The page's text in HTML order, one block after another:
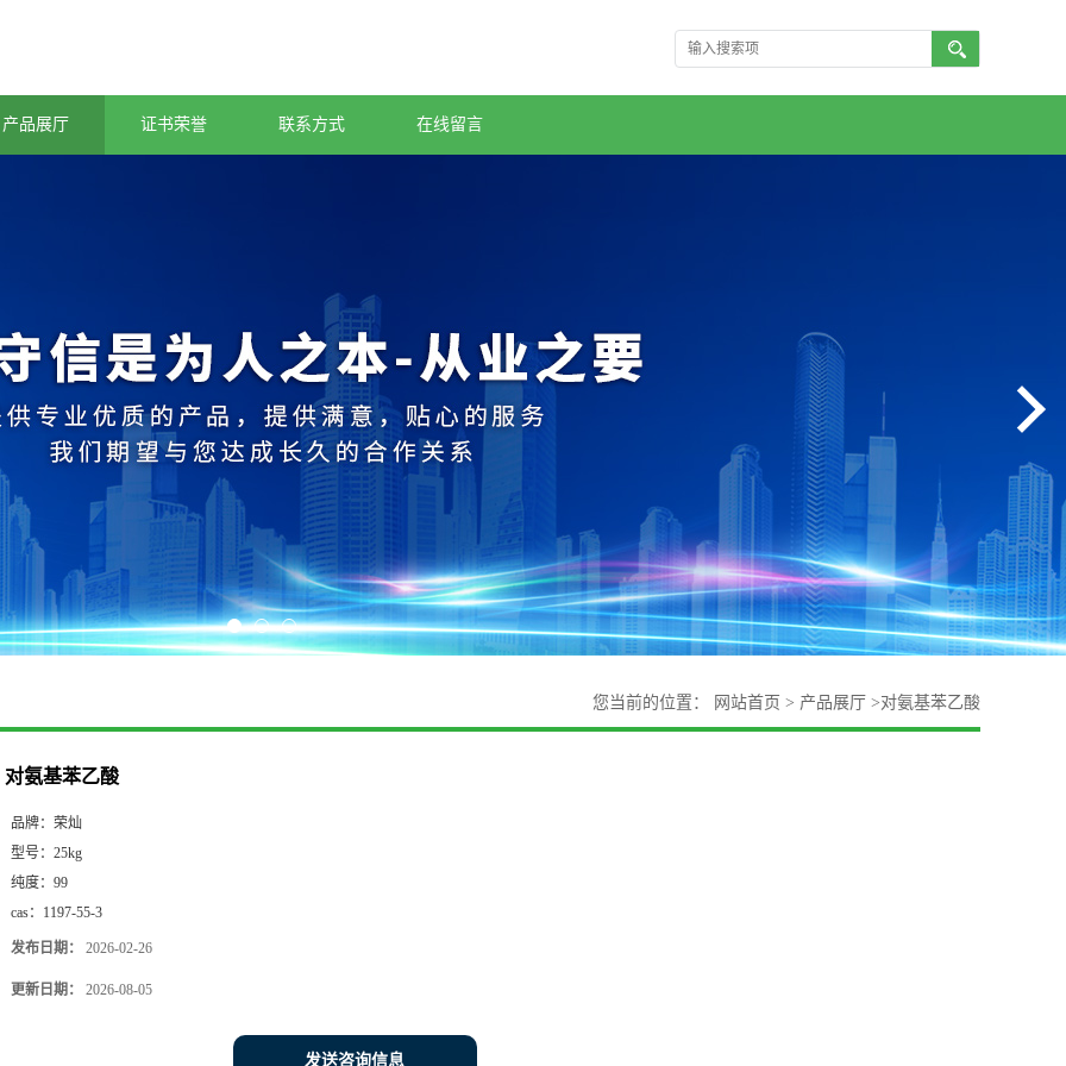
产品展厅 证书荣誉 联系方式 在线留言
您当前的位置： 网站首页 > 产品展厅 >对氨基苯乙酸
对氨基苯乙酸
品牌： 荣灿
型号： 25kg
纯度： 99
cas： 1197-55-3
发布日期： 2026-02-26
更新日期： 2026-08-05
发送咨询信息